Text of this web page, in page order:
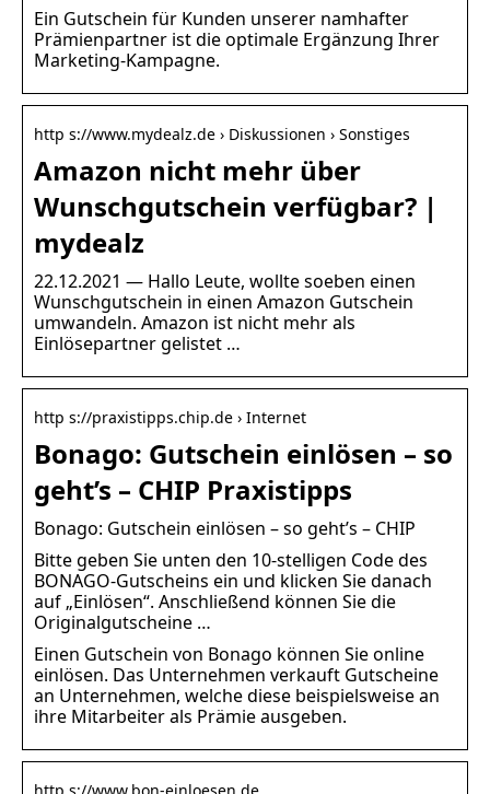
Ein Gutschein für Kunden unserer namhafter
Prämienpartner ist die optimale Ergänzung Ihrer
Marketing-Kampagne.
http s://www.mydealz.de › Diskussionen › Sonstiges
Amazon nicht mehr über
Wunschgutschein verfügbar? |
mydealz
22.12.2021 — Hallo Leute, wollte soeben einen
Wunschgutschein in einen Amazon Gutschein
umwandeln. Amazon ist nicht mehr als
Einlösepartner gelistet …
http s://praxistipps.chip.de › Internet
Bonago: Gutschein einlösen – so
geht’s – CHIP Praxistipps
Bonago: Gutschein einlösen – so geht’s – CHIP
Bitte geben Sie unten den 10-stelligen Code des
BONAGO-Gutscheins ein und klicken Sie danach
auf „Einlösen“. Anschließend können Sie die
Originalgutscheine …
Einen Gutschein von Bonago können Sie online
einlösen. Das Unternehmen verkauft Gutscheine
an Unternehmen, welche diese beispielsweise an
ihre Mitarbeiter als Prämie ausgeben.